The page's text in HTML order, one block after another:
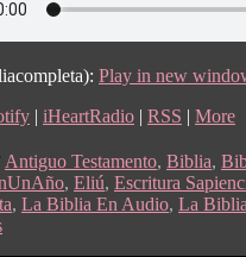
Play in new
| iHeartRadio | RSS | More
Antiguo Testamento, Biblia,
, Eliú, Escritura
, La Biblia En Audio, La